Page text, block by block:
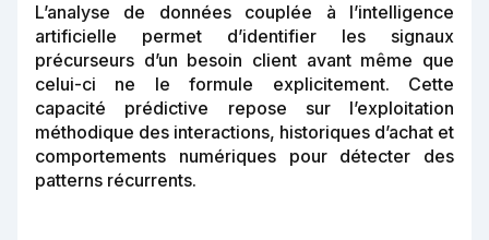
L’analyse de données couplée à l’intelligence
artificielle permet d’identifier les signaux
précurseurs d’un besoin client avant même que
celui-ci ne le formule explicitement. Cette
capacité prédictive repose sur l’exploitation
méthodique des interactions, historiques d’achat et
comportements numériques pour détecter des
patterns récurrents.